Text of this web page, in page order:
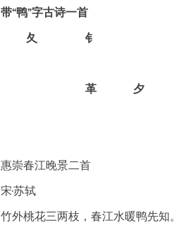
带“鸭”字古诗一首
夂 钅
革 夕
惠崇春江晚景二首
宋·苏轼
竹外桃花三两枝，春江水暖鸭先知。